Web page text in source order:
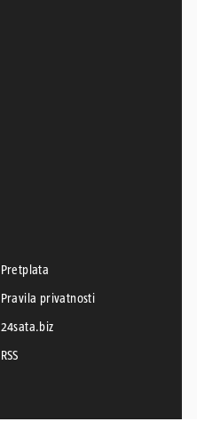
Pretplata
Pravila privatnosti
24sata.biz
RSS